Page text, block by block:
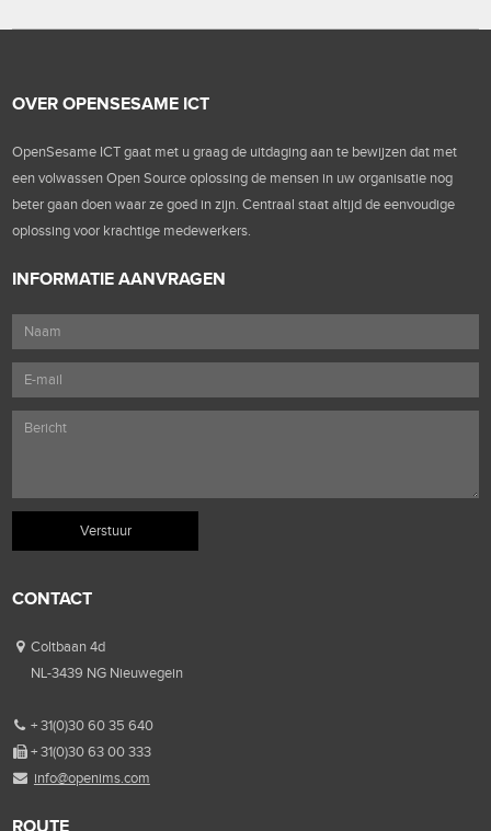
OVER OPENSESAME ICT
OpenSesame ICT gaat met u graag de uitdaging aan te bewijzen dat met
een volwassen Open Source oplossing de mensen in uw organisatie nog
beter gaan doen waar ze goed in zijn. Centraal staat altijd de eenvoudige
oplossing voor krachtige medewerkers.
INFORMATIE AANVRAGEN
CONTACT
Coltbaan 4d
NL-3439 NG Nieuwegein
+ 31(0)30 60 35 640
+ 31(0)30 63 00 333
info@openims.com
ROUTE